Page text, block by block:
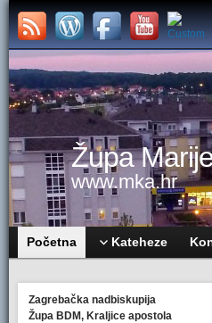
Župa
www.mka.hr
Početna Kateheze
Zagrebačka nadbiskupija
Župa BDM, Kraljice apostola